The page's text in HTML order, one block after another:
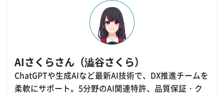
AIさくらさん（澁谷さくら）
ChatGPTや生成AIなど最新AI技術で、DX推進チームを
柔軟にサポート。5分野のAI関連特許、品質保証・ク